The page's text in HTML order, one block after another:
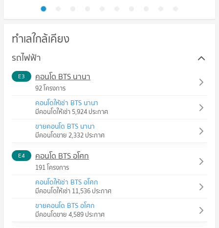
ทำเลใกล้เคียง
รถไฟฟ้า
E3 คอนโด BTS นานา
92 โครงการ
คอนโดให้เช่า BTS นานา
มีคอนโดให้เช่า 5,924 ประกาศ
ขายคอนโด BTS นานา
มีคอนโดขาย 2,332 ประกาศ
E4 คอนโด BTS อโศก
191 โครงการ
คอนโดให้เช่า BTS อโศก
มีคอนโดให้เช่า 11,536 ประกาศ
ขายคอนโด BTS อโศก
มีคอนโดขาย 4,589 ประกาศ